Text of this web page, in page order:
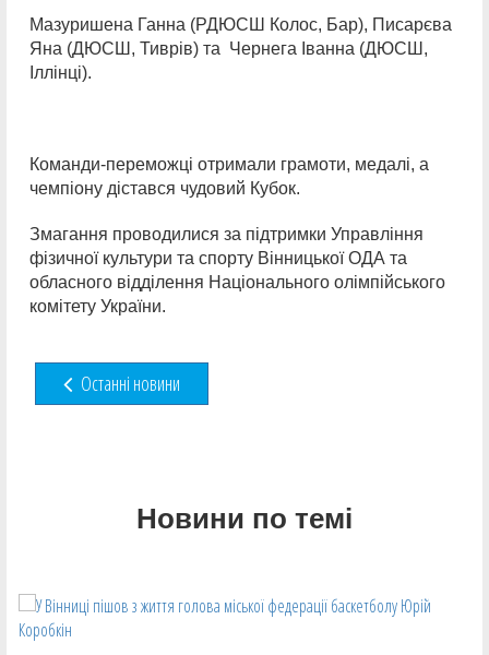
Мазуришена Ганна (РДЮСШ Колос, Бар), Писарєва
Яна (ДЮСШ, Тиврів) та Чернега Іванна (ДЮСШ,
Іллінці).
Команди-переможці отримали грамоти, медалі, а
чемпіону дістався чудовий Кубок.
Змагання проводилися за підтримки Управління
фізичної культури та спорту Вінницької ОДА та
обласного відділення Національного олімпійського
комітету України.
Останні новини
Новини по темі